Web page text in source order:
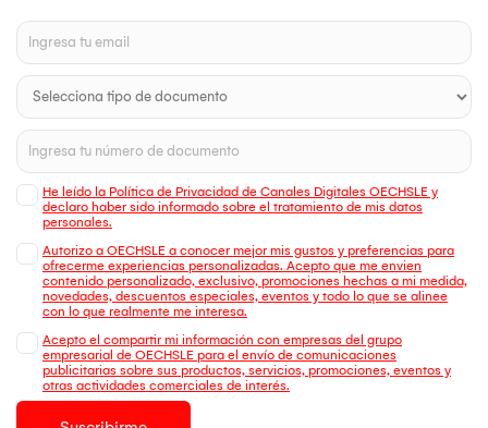
He leído la Política de Privacidad de Canales Digitales OECHSLE y
declaro haber sido informado sobre el tratamiento de mis datos
personales.
Autorizo a OECHSLE a conocer mejor mis gustos y preferencias para
ofrecerme experiencias personalizadas. Acepto que me envien
contenido personalizado, exclusivo, promociones hechas a mi medida,
novedades, descuentos especiales, eventos y todo lo que se alinee
con lo que realmente me interesa.
Acepto el compartir mi información con empresas del grupo
empresarial de OECHSLE para el envío de comunicaciones
publicitarias sobre sus productos, servicios, promociones, eventos y
otras actividades comerciales de interés.